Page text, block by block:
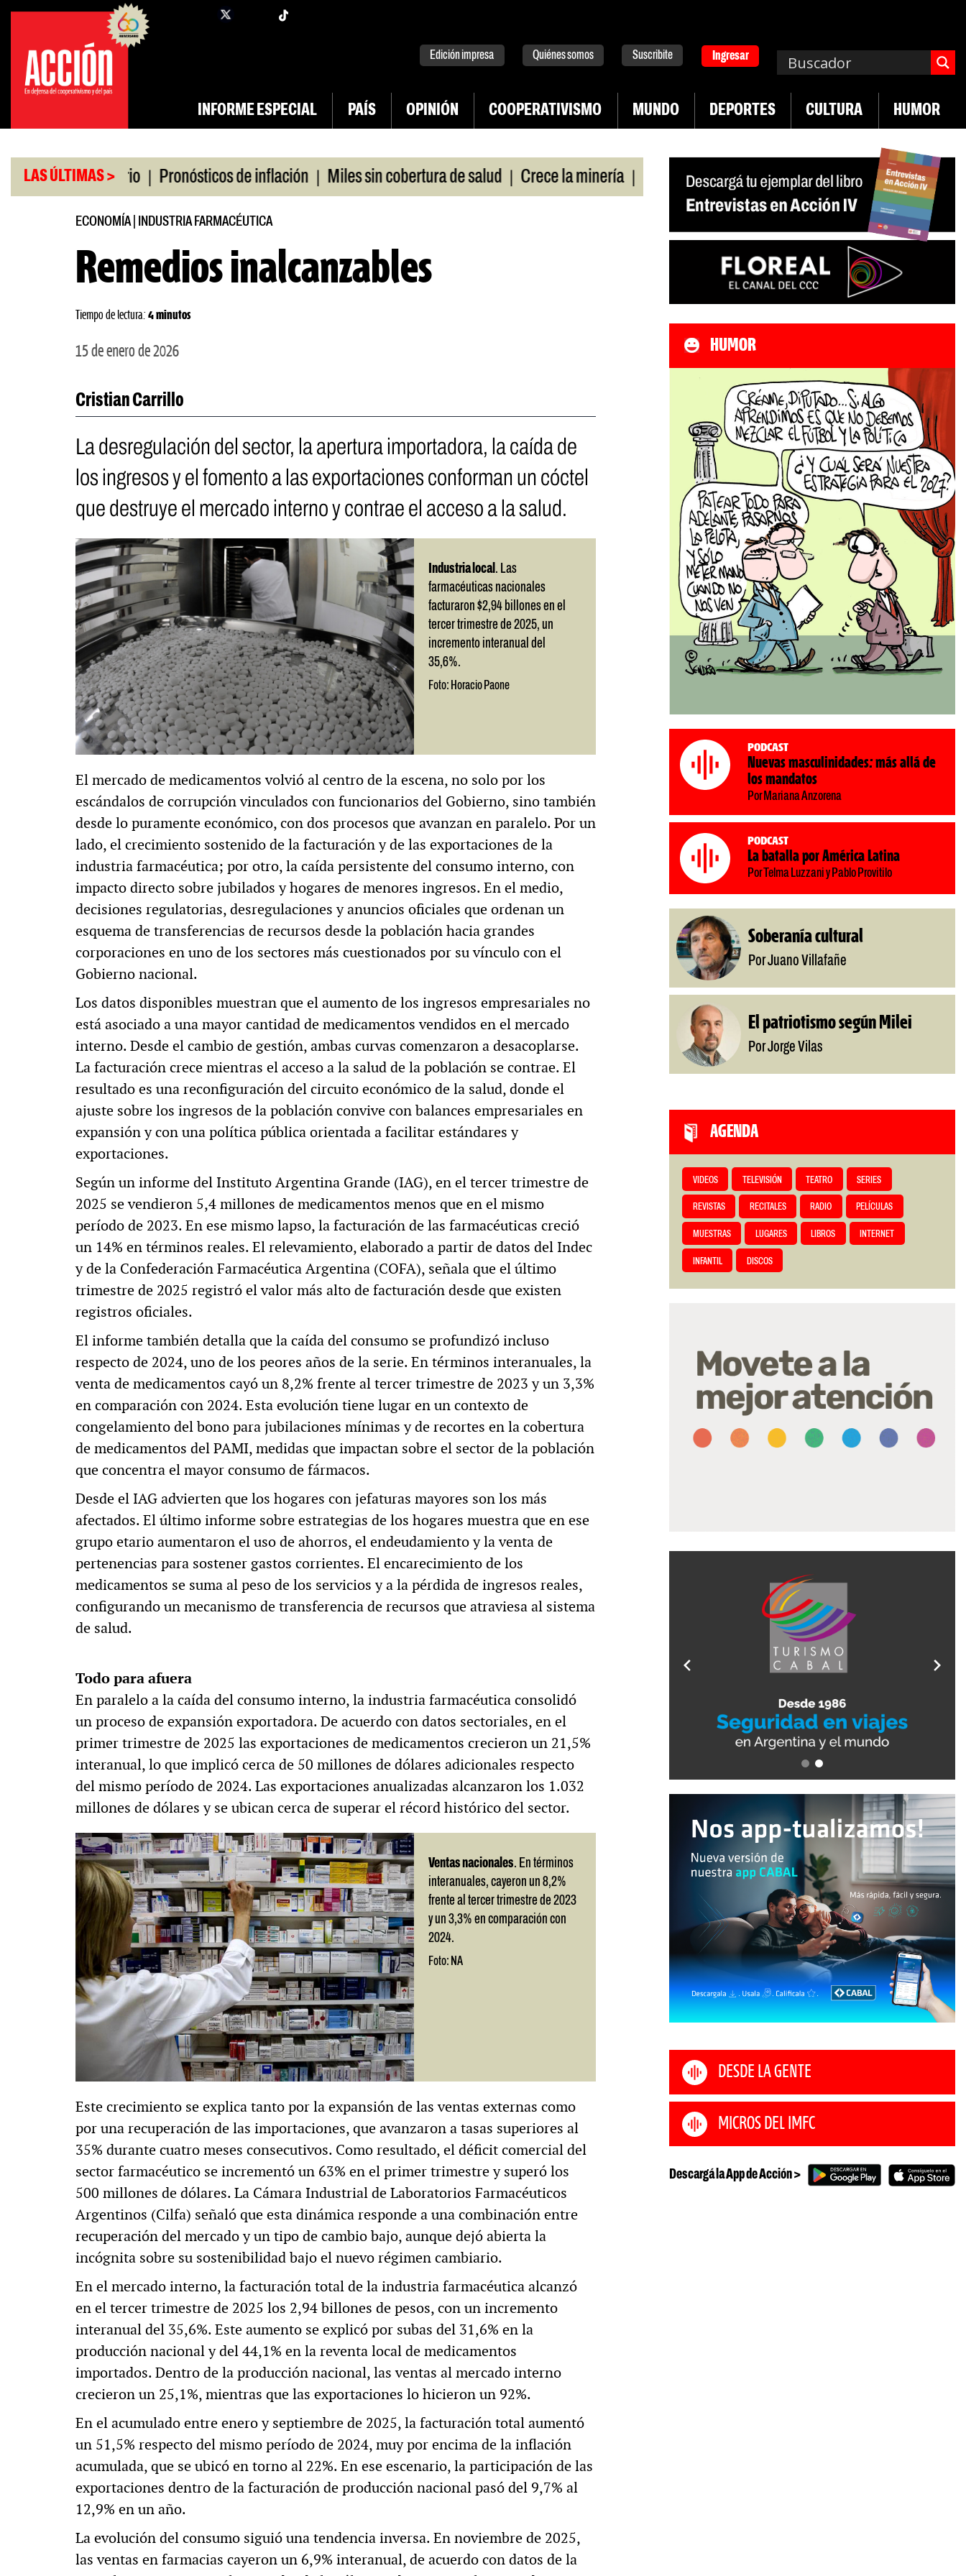
Saltar
contenido
facebook
Edición impresa Quiénes somos Suscribite Ingresar
INFORME ESPECIAL PAÍS OPINIÓN COOPERATIVISMO MUNDO DEPORTES CULTURA HUMOR
LAS ÚLTIMAS >
universitario | Pronósticos de inflación | Miles sin cobertura de salud | Crece la minería | La Pampa. Emergencia en salud mental | Los 43
ECONOMÍA| INDUSTRIA FARMACÉUTICA
Remedios inalcanzables
Tiempo de lectura: 4 minutos
15 de enero de 2026
Cristian Carrillo
La desregulación del sector, la apertura importadora, la caída de
los ingresos y el fomento a las exportaciones conforman un cóctel
que destruye el mercado interno y contrae el acceso a la salud.
Industria local . Las
farmacéuticas nacionales
facturaron $2,94 billones en el
tercer trimestre de 2025, un
incremento interanual del
35,6%.
Foto: Horacio Paone
El mercado de medicamentos volvió al centro de la escena, no solo por los
escándalos de corrupción vinculados con funcionarios del Gobierno, sino también
desde lo puramente económico, con dos procesos que avanzan en paralelo. Por un
lado, el crecimiento sostenido de la facturación y de las exportaciones de la
industria farmacéutica; por otro, la caída persistente del consumo interno, con
impacto directo sobre jubilados y hogares de menores ingresos. En el medio,
decisiones regulatorias, desregulaciones y anuncios oficiales que ordenan un
esquema de transferencias de recursos desde la población hacia grandes
corporaciones en uno de los sectores más cuestionados por su vínculo con el
Gobierno nacional.
Los datos disponibles muestran que el aumento de los ingresos empresariales no
está asociado a una mayor cantidad de medicamentos vendidos en el mercado
interno. Desde el cambio de gestión, ambas curvas comenzaron a desacoplarse.
La facturación crece mientras el acceso a la salud de la población se contrae. El
resultado es una reconfiguración del circuito económico de la salud, donde el
ajuste sobre los ingresos de la población convive con balances empresariales en
expansión y con una política pública orientada a facilitar estándares y
exportaciones.
Según un informe del Instituto Argentina Grande (IAG), en el tercer trimestre de
2025 se vendieron 5,4 millones de medicamentos menos que en el mismo
período de 2023. En ese mismo lapso, la facturación de las farmacéuticas creció
un 14% en términos reales. El relevamiento, elaborado a partir de datos del Indec
y de la Confederación Farmacéutica Argentina (COFA), señala que el último
trimestre de 2025 registró el valor más alto de facturación desde que existen
registros oficiales.
El informe también detalla que la caída del consumo se profundizó incluso
respecto de 2024, uno de los peores años de la serie. En términos interanuales, la
venta de medicamentos cayó un 8,2% frente al tercer trimestre de 2023 y un 3,3%
en comparación con 2024. Esta evolución tiene lugar en un contexto de
congelamiento del bono para jubilaciones mínimas y de recortes en la cobertura
de medicamentos del PAMI, medidas que impactan sobre el sector de la población
que concentra el mayor consumo de fármacos.
Desde el IAG advierten que los hogares con jefaturas mayores son los más
afectados. El último informe sobre estrategias de los hogares muestra que en ese
grupo etario aumentaron el uso de ahorros, el endeudamiento y la venta de
pertenencias para sostener gastos corrientes. El encarecimiento de los
medicamentos se suma al peso de los servicios y a la pérdida de ingresos reales,
configurando un mecanismo de transferencia de recursos que atraviesa al sistema
de salud.
Todo para afuera
En paralelo a la caída del consumo interno, la industria farmacéutica consolidó
un proceso de expansión exportadora. De acuerdo con datos sectoriales, en el
primer trimestre de 2025 las exportaciones de medicamentos crecieron un 21,5%
interanual, lo que implicó cerca de 50 millones de dólares adicionales respecto
del mismo período de 2024. Las exportaciones anualizadas alcanzaron los 1.032
millones de dólares y se ubican cerca de superar el récord histórico del sector.
Ventas nacionales. En términos
interanuales, cayeron un 8,2%
frente al tercer trimestre de 2023
y un 3,3% en comparación con
2024.
Foto: NA
Este crecimiento se explica tanto por la expansión de las ventas externas como
por una recuperación de las importaciones, que avanzaron a tasas superiores al
35% durante cuatro meses consecutivos. Como resultado, el déficit comercial del
sector farmacéutico se incrementó un 63% en el primer trimestre y superó los
500 millones de dólares. La Cámara Industrial de Laboratorios Farmacéuticos
Argentinos (Cilfa) señaló que esta dinámica responde a una combinación entre
recuperación del mercado y un tipo de cambio bajo, aunque dejó abierta la
incógnita sobre su sostenibilidad bajo el nuevo régimen cambiario.
En el mercado interno, la facturación total de la industria farmacéutica alcanzó
en el tercer trimestre de 2025 los 2,94 billones de pesos, con un incremento
interanual del 35,6%. Este aumento se explicó por subas del 31,6% en la
producción nacional y del 44,1% en la reventa local de medicamentos
importados. Dentro de la producción nacional, las ventas al mercado interno
crecieron un 25,1%, mientras que las exportaciones lo hicieron un 92%.
En el acumulado entre enero y septiembre de 2025, la facturación total aumentó
un 51,5% respecto del mismo período de 2024, muy por encima de la inflación
acumulada, que se ubicó en torno al 22%. En ese escenario, la participación de las
exportaciones dentro de la facturación de producción nacional pasó del 9,7% al
12,9% en un año.
La evolución del consumo siguió una tendencia inversa. En noviembre de 2025,
las ventas en farmacias cayeron un 6,9% interanual, de acuerdo con datos de la
HUMOR
Podcast
Nuevas masculinidades: más allá de
los mandatos
Por Mariana Anzorena
Podcast
La batalla por América Latina
Por Telma Luzzani y Pablo Provitilo
Soberanía cultural
Por Juano Villafañe
El patriotismo según Milei
Por Jorge Vilas
AGENDA
VIDEOS TELEVISIÓN TEATRO SERIES
REVISTAS RECITALES RADIO PELÍCULAS
MUESTRAS LUGARES LIBROS INTERNET
INFANTIL DISCOS
DESDE LA GENTE
MICROS DEL IMFC
Descargá la App de Acción >